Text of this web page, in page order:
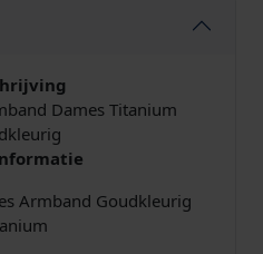
Dames Titanium
Armband Goudkleurig